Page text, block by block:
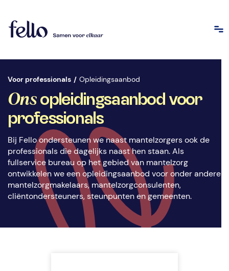
Voor professionals / Opleidingsaanbod
Onsopleidingsaanbod voor
professionals
Bij Fello ondersteunen we naast mantelzorgers ook de
professionals die dagelijks naast hen staan. Als
fullservice bureau op het gebied van mantelzorg
ontwikkelen we een opleidingsaanbod voor onder andere
mantelzorgmakelaars, mantelzorgconsulenten,
cliëntondersteuners, steunpunten en gemeenten.